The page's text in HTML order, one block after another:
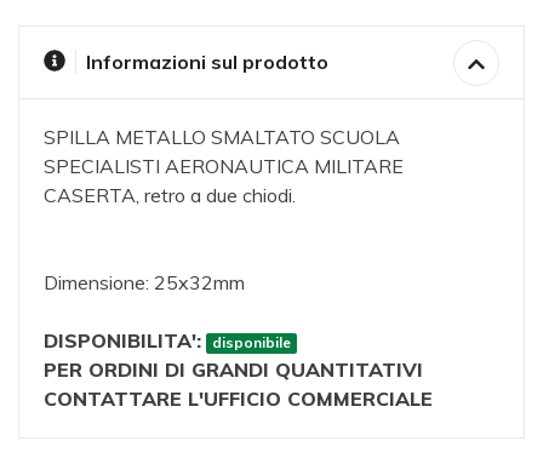
Informazioni sul prodotto
SPILLA METALLO SMALTATO SCUOLA
SPECIALISTI AERONAUTICA MILITARE
CASERTA, retro a due chiodi.
Dimensione: 25x32mm
DISPONIBILITA': disponibile
PER ORDINI DI GRANDI QUANTITATIVI
CONTATTARE L'UFFICIO COMMERCIALE